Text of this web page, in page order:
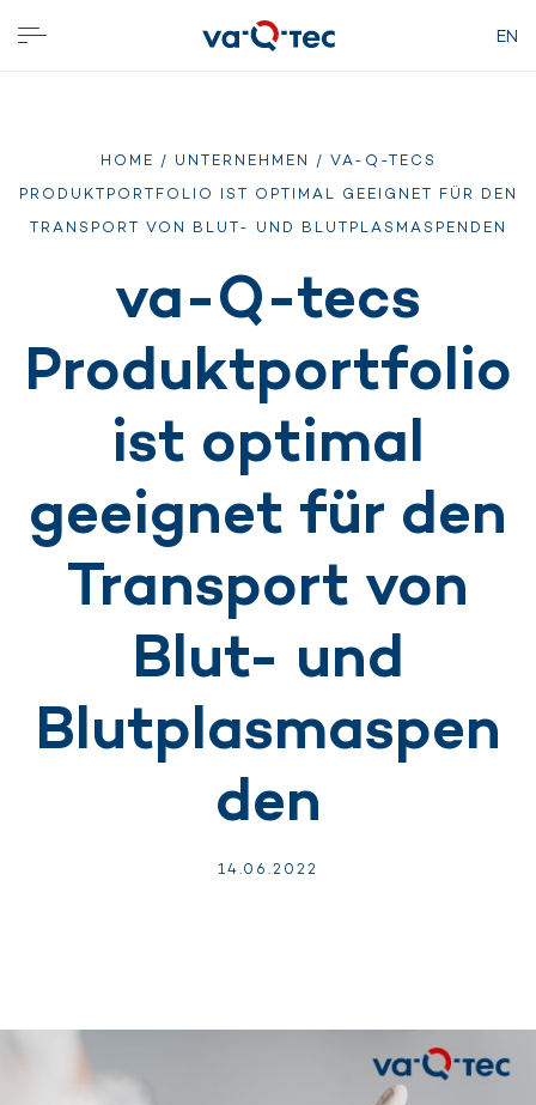
EN
HOME / UNTERNEHMEN / VA-Q-TECS
PRODUKTPORTFOLIO IST OPTIMAL GEEIGNET FÜR DEN
TRANSPORT VON BLUT- UND BLUTPLASMASPENDEN
va-Q-tecs
Produktportfolio
ist optimal
geeignet für den
Transport von
Blut- und
Blutplasmaspen
den
14.06.2022